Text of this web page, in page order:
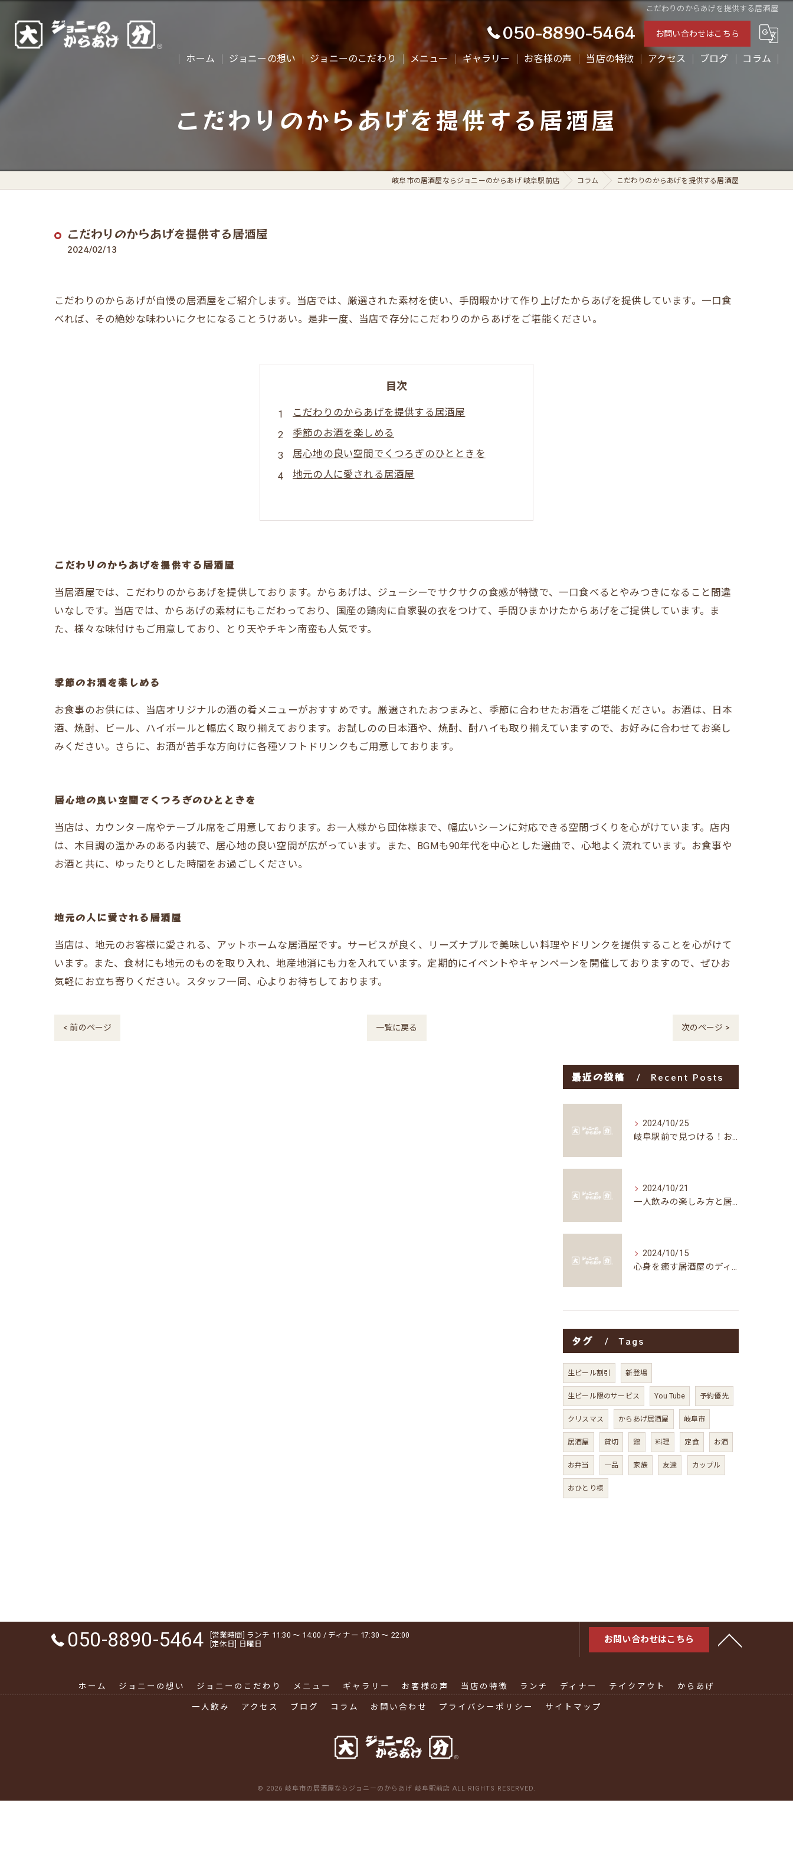
こだわりのからあげを提供する居酒屋
050-8890-5464 お問い合わせはこちら
ホーム ジョニーの想い ジョニーのこだわり メニュー ギャラリー お客様の声 当店の特徴
ディナー
テイクアウト
からあげ
アクセス ブログ コラム
こだわりのからあげを提供する居酒屋
岐阜市の居酒屋ならジョニーのからあげ 岐阜駅前店 コラム こだわりのからあげを提供する居酒屋
こだわりのからあげを提供する居酒屋
2024/02/13
こだわりのからあげが自慢の居酒屋をご紹介します。当店では、厳選された素材を使い、手間暇かけて作り上げたからあげを提供しています。一口食
べれば、その絶妙な味わいにクセになることうけあい。是非一度、当店で存分にこだわりのからあげをご堪能ください。
目次
こだわりのからあげを提供する居酒屋
季節のお酒を楽しめる
居心地の良い空間でくつろぎのひとときを
地元の人に愛される居酒屋
こだわりのからあげを提供する居酒屋
当居酒屋では、こだわりのからあげを提供しております。からあげは、ジューシーでサクサクの食感が特徴で、一口食べるとやみつきになること間違
いなしです。当店では、からあげの素材にもこだわっており、国産の鶏肉に自家製の衣をつけて、手間ひまかけたからあげをご提供しています。ま
た、様々な味付けもご用意しており、とり天やチキン南蛮も人気です。
季節のお酒を楽しめる
お食事のお供には、当店オリジナルの酒の肴メニューがおすすめです。厳選されたおつまみと、季節に合わせたお酒をご堪能ください。お酒は、日本
酒、焼酎、ビール、ハイボールと幅広く取り揃えております。お試しのの日本酒や、焼酎、酎ハイも取り揃えていますので、お好みに合わせてお楽し
みください。さらに、お酒が苦手な方向けに各種ソフトドリンクもご用意しております。
居心地の良い空間でくつろぎのひとときを
当店は、カウンター席やテーブル席をご用意しております。お一人様から団体様まで、幅広いシーンに対応できる空間づくりを心がけています。店内
は、木目調の温かみのある内装で、居心地の良い空間が広がっています。また、BGMも90年代を中心とした選曲で、心地よく流れています。お食事や
お酒と共に、ゆったりとした時間をお過ごしください。
地元の人に愛される居酒屋
当店は、地元のお客様に愛される、アットホームな居酒屋です。サービスが良く、リーズナブルで美味しい料理やドリンクを提供することを心がけて
います。また、食材にも地元のものを取り入れ、地産地消にも力を入れています。定期的にイベントやキャンペーンを開催しておりますので、ぜひお
気軽にお立ち寄りください。スタッフ一同、心よりお待ちしております。
< 前のページ 一覧に戻る 次のページ >
最近の投稿 Recent Posts
2024/10/25
岐阜駅前で見つける！お得な居酒屋で味わう絶品グルメ
2024/10/21
一人飲みの楽しみ方と居酒屋の魅力
2024/10/15
心身を癒す居酒屋のディナータイムの楽しみ方
タグ Tags
生ビール割引 新登場
生ビール限のサービス You Tube 予約優先
クリスマス からあげ居酒屋 岐阜市
居酒屋 貸切 鶏 料理 定食 お酒
お弁当 一品 家族 友達 カップル
おひとり様
050-8890-5464
[営業時間] ランチ 11:30 ～ 14:00 / ディナー 17:30 ～ 22:00
[定休日] 日曜日
お問い合わせはこちら
ホーム ジョニーの想い ジョニーのこだわり メニュー ギャラリー お客様の声 当店の特徴 ランチ ディナー テイクアウト からあげ
一人飲み アクセス ブログ コラム お問い合わせ プライバシーポリシー サイトマップ
© 2026 岐阜市の居酒屋ならジョニーのからあげ 岐阜駅前店 ALL RIGHTS RESERVED.